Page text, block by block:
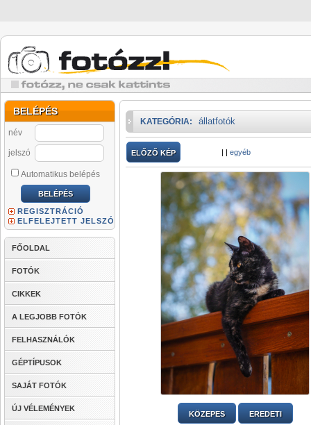
BELÉPÉS
név
jelszó
Automatikus belépés
REGISZTRÁCIÓ
ELFELEJTETT JELSZÓ
FŐOLDAL
FOTÓK
CIKKEK
A LEGJOBB FOTÓK
FELHASZNÁLÓK
GÉPTÍPUSOK
SAJÁT FOTÓK
ÚJ VÉLEMÉNYEK
KATEGÓRIA: állatfotók
ELŐZŐ KÉP | | egyéb
KÖZEPES EREDETI